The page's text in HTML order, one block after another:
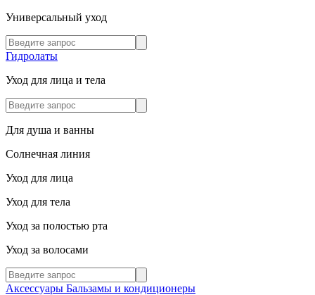
Универсальный уход
Гидролаты
Уход для лица и тела
Для душа и ванны
Солнечная линия
Уход для лица
Уход для тела
Уход за полостью рта
Уход за волосами
Аксессуары Бальзамы и кондиционеры